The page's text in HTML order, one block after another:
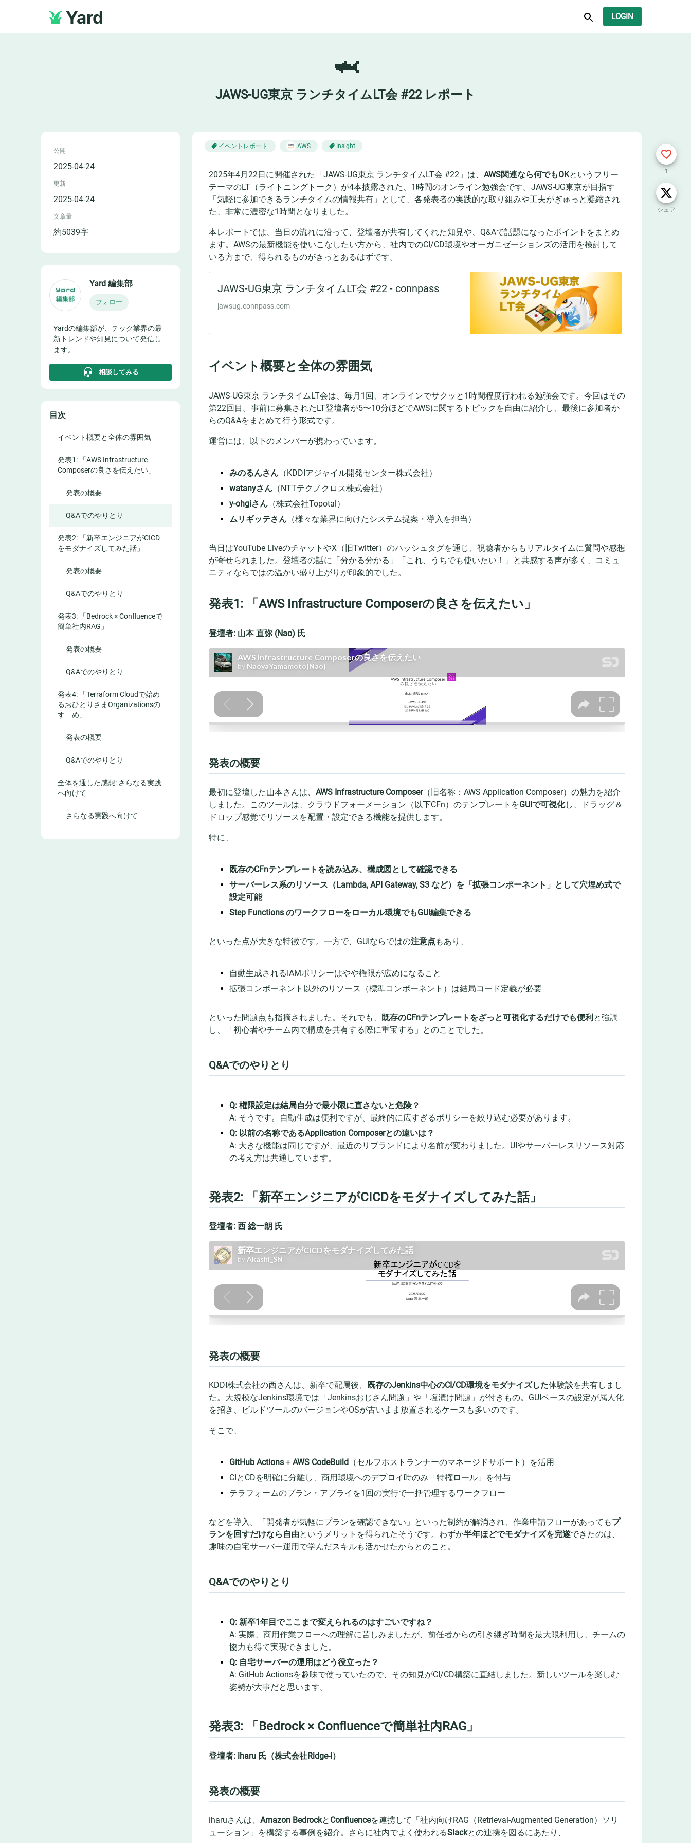
Yard LOGIN
🦈
JAWS-UG東京 ランチタイムLT会 #22 レポート
公開
2025-04-24
更新
2025-04-24
文章量
約5039字
Yard 編集部
フォロー
Yardの編集部が、テック業界の最
新トレンドや知見について発信し
ます。
相談してみる
目次
イベント概要と全体の雰囲気
発表1: 「AWS Infrastructure
Composerの良さを伝えたい」
発表の概要
Q&Aでのやりとり
発表2: 「新卒エンジニアがCICD
をモダナイズしてみた話」
発表の概要
Q&Aでのやりとり
発表3: 「Bedrock × Confluenceで
簡単社内RAG」
発表の概要
Q&Aでのやりとり
発表4: 「Terraform Cloudで始め
るおひとりさまOrganizationsの
すゝめ」
発表の概要
Q&Aでのやりとり
全体を通した感想: さらなる実践
へ向けて
さらなる実践へ向けて
イベントレポート AWS Insight
2025年4月22日に開催された「JAWS-UG東京 ランチタイムLT会 #22」は、 AWS関連なら何でもOKというフリー
テーマのLT（ライトニングトーク）が4本披露された、1時間のオンライン勉強会です。JAWS-UG東京が目指す
「気軽に参加できるランチタイムの情報共有」として、各発表者の実践的な取り組みや工夫がぎゅっと凝縮され
た、非常に濃密な1時間となりました。
本レポートでは、当日の流れに沿って、登壇者が共有してくれた知見や、Q&Aで話題になったポイントをまとめ
ます。AWSの最新機能を使いこなしたい方から、社内でのCI/CD環境やオーガニゼーションズの活用を検討して
いる方まで、得られるものがきっとあるはずです。
イベント概要と全体の雰囲気
JAWS-UG東京 ランチタイムLT会は、毎月1回、オンラインでサクッと1時間程度行われる勉強会です。今回はその
第22回目。事前に募集されたLT登壇者が5〜10分ほどでAWSに関するトピックを自由に紹介し、最後に参加者か
らのQ&Aをまとめて行う形式です。
運営には、以下のメンバーが携わっています。
みのるんさん （KDDIアジャイル開発センター株式会社）
watanyさん （NTTテクノクロス株式会社）
y-ohgiさん （株式会社Topotal）
ムリギッテさん （様々な業界に向けたシステム提案・導入を担当）
当日はYouTube LiveのチャットやX（旧Twitter）のハッシュタグを通じ、視聴者からもリアルタイムに質問や感想
が寄せられました。登壇者の話に「分かる分かる」「これ、うちでも使いたい！」と共感する声が多く、コミュ
ニティならではの温かい盛り上がりが印象的でした。
発表1: 「AWS Infrastructure Composerの良さを伝えたい」
登壇者: 山本 直弥 (Nao) 氏
発表の概要
最初に登壇した山本さんは、 AWS Infrastructure Composer（旧名称：AWS Application Composer）の魅力を紹介
しました。このツールは、クラウドフォーメーション（以下CFn）のテンプレートをGUIで可視化し、ドラッグ＆
ドロップ感覚でリソースを配置・設定できる機能を提供します。
特に、
既存のCFnテンプレートを読み込み、構成図として確認できる
サーバーレス系のリソース（Lambda, API Gateway, S3 など）を「拡張コンポーネント」として穴埋め式で
設定可能
Step Functions のワークフローをローカル環境でもGUI編集できる
といった点が大きな特徴です。一方で、GUIならではの注意点 もあり、
自動生成されるIAMポリシーはやや権限が広めになること
拡張コンポーネント以外のリソース（標準コンポーネント）は結局コード定義が必要
といった問題点も指摘されました。それでも、 既存のCFnテンプレートをざっと可視化するだけでも便利 と強調
し、「初心者やチーム内で構成を共有する際に重宝する」とのことでした。
Q&Aでのやりとり
Q: 権限設定は結局自分で最小限に直さないと危険？
A: そうです。自動生成は便利ですが、最終的に広すぎるポリシーを絞り込む必要があります。
Q: 以前の名称であるApplication Composerとの違いは？
A: 大きな機能は同じですが、最近のリブランドにより名前が変わりました。UIやサーバーレスリソース対応
の考え方は共通しています。
発表2: 「新卒エンジニアがCICDをモダナイズしてみた話」
登壇者: 西 総一朗 氏
発表の概要
KDDI株式会社の西さんは、新卒で配属後、 既存のJenkins中心のCI/CD環境をモダナイズした体験談を共有しまし
た。大規模なJenkins環境では「Jenkinsおじさん問題」や「塩漬け問題」が付きもの。GUIベースの設定が属人化
を招き、ビルドツールのバージョンやOSが古いまま放置されるケースも多いのです。
そこで、
GitHub Actions + AWS CodeBuild
（セルフホストランナーのマネージドサポート）を活用
CIとCDを明確に分離し、商用環境へのデプロイ時のみ「特権ロール」を付与
テラフォームのプラン・アプライを1回の実行で一括管理するワークフロー
などを導入。「開発者が気軽にプランを確認できない」といった制約が解消され、作業申請フローがあってもプ
ランを回すだけなら自由というメリットを得られたそうです。わずか半年ほどでモダナイズを完遂できたのは、
趣味の自宅サーバー運用で学んだスキルも活かせたからとのこと。
Q&Aでのやりとり
Q: 新卒1年目でここまで変えられるのはすごいですね？
A: 実際、商用作業フローへの理解に苦しみましたが、前任者からの引き継ぎ時間を最大限利用し、チームの
協力も得て実現できました。
Q: 自宅サーバーの運用はどう役立った？
A: GitHub Actionsを趣味で使っていたので、その知見がCI/CD構築に直結しました。新しいツールを楽しむ
姿勢が大事だと思います。
発表3: 「Bedrock × Confluenceで簡単社内RAG」
登壇者: iharu 氏（株式会社Ridge-i）
発表の概要
iharuさんは、 Amazon Bedrockと Confluenceを連携して「社内向けRAG（Retrieval-Augmented Generation）ソリ
ューション」を構築する事例を紹介。さらに社内でよく使われるSlackとの連携を図るにあたり、
1
シェア